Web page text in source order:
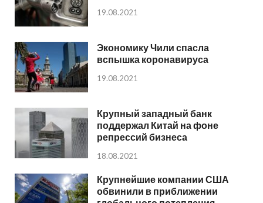
19.08.2021
Экономику Чили спасла
вспышка коронавируса
19.08.2021
Крупный западный банк
поддержал Китай на фоне
репрессий бизнеса
18.08.2021
Крупнейшие компании США
обвинили в приближении